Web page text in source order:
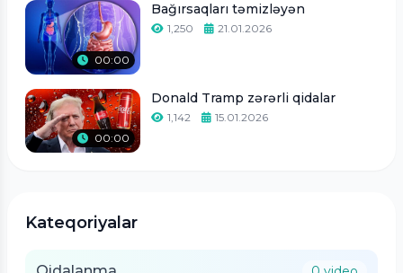
00:00
Bağırsaqları təmizləyən
1,250 21.01.2026
00:00
Donald Tramp zərərli qidalar
1,142 15.01.2026
Kateqoriyalar